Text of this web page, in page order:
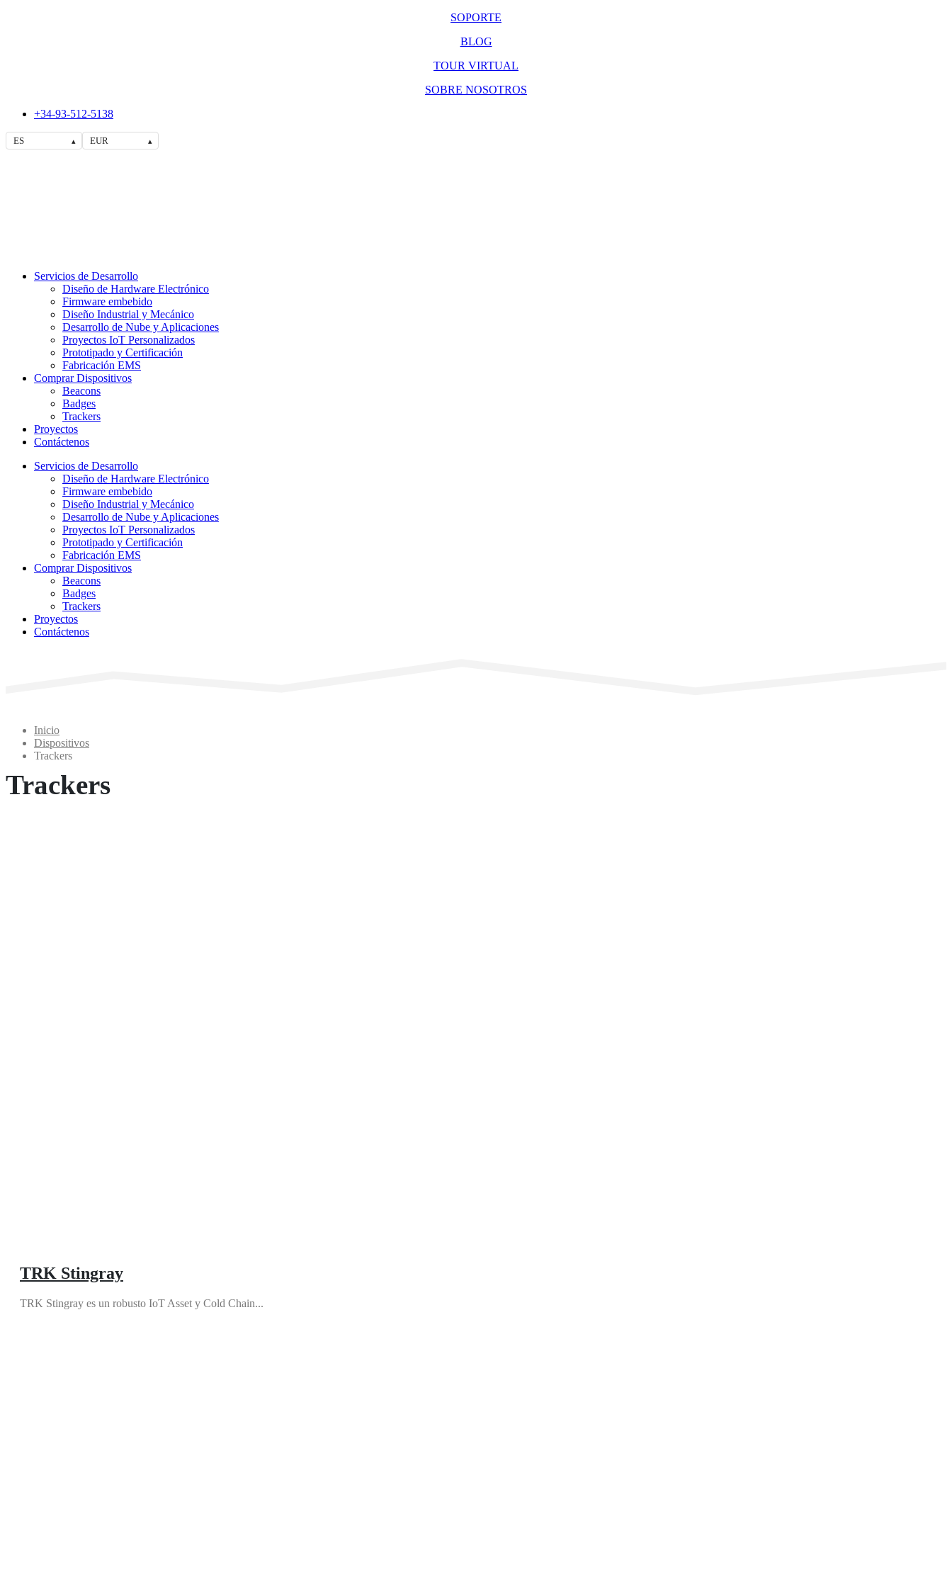
SOPORTE
BLOG
TOUR VIRTUAL
SOBRE NOSOTROS
+34-93-512-5138
ES ▴ EUR ▴
Servicios de Desarrollo
Diseño de Hardware Electrónico
Firmware embebido
Diseño Industrial y Mecánico
Desarrollo de Nube y Aplicaciones
Proyectos IoT Personalizados
Prototipado y Certificación
Fabricación EMS
Comprar Dispositivos
Beacons
Badges
Trackers
Proyectos
Contáctenos
Servicios de Desarrollo
Diseño de Hardware Electrónico
Firmware embebido
Diseño Industrial y Mecánico
Desarrollo de Nube y Aplicaciones
Proyectos IoT Personalizados
Prototipado y Certificación
Fabricación EMS
Comprar Dispositivos
Beacons
Badges
Trackers
Proyectos
Contáctenos
Inicio
Dispositivos
Trackers
Trackers
TRK Stingray
TRK Stingray es un robusto IoT Asset y Cold Chain...